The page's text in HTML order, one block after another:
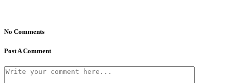
No Comments
Post A Comment